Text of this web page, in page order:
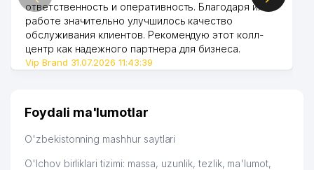
ответственность и оперативность. Благодаря их
работе значительно улучшилось качество
обслуживания клиентов. Рекомендую этот колл-
центр как надежного партнера для бизнеса.
Vip Brand 31.07.2026 11:43:39
Foydali ma'lumotlar
O'zbekistonning mashhur saytlari
O'lchov birliklari tizimi: massa, uzunlik, tezlik, ma'lumot,